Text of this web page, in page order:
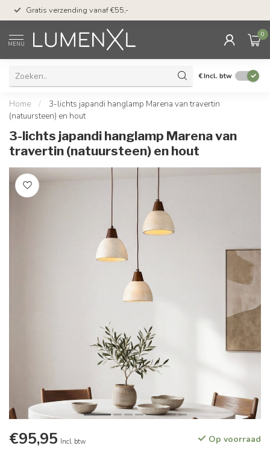
Gratis verzending vanaf €55,-
MENU
0
€Incl. btw
Home /
3-lichts japandi hanglamp Marena van travertin
(natuursteen) en hout
3-lichts japandi hanglamp Marena van
travertin (natuursteen) en hout
€95,95 Incl. btw Op voorraad